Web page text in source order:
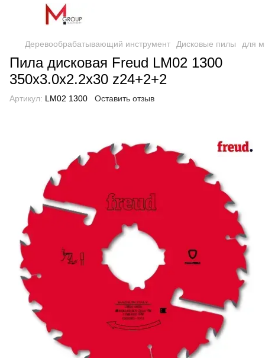
Деревообрабатывающий инструмент Дисковые пилы для
Пила дисковая Freud LM02 1300
350х3.0х2.2х30 z24+2+2
Артикул: LM02 1300 Оставить отзыв